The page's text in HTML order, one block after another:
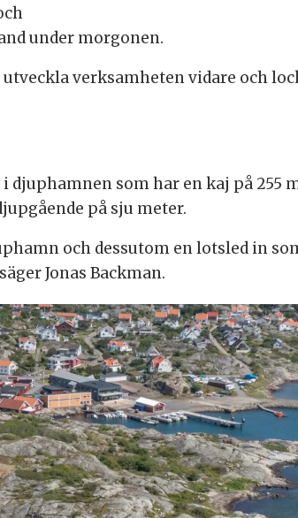
under morgonen.
verksamheten vidare och
som har en kaj på 255
på sju meter.
och dessutom en lotsled in
Jonas Backman.